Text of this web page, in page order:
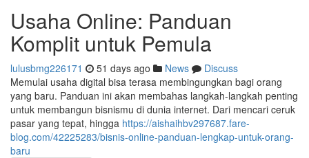
Usaha Online: Panduan
Komplit untuk Pemula
lulusbmg226171 51 days ago News
Discuss
Memulai usaha digital bisa terasa membingungkan bagi orang
yang baru. Panduan ini akan membahas langkah-langkah penting
untuk membangun bisnismu di dunia internet. Dari mencari ceruk
pasar yang tepat, hingga https://aishaihbv297687.fare-
blog.com/42225283/bisnis-online-panduan-lengkap-untuk-orang-
baru